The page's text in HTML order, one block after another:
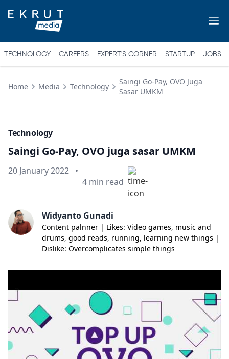
TECHNOLOGY CAREERS EXPERT'S CORNER STARTUP JOBS
Home Media Technology
Saingi Go-Pay, OVO Juga
Sasar UMKM
Technology
Saingi Go-Pay, OVO juga sasar UMKM
Published on
20 January 2022 •
Min read
4 min read
Widyanto Gunadi
Content palnner | Likes: Video games, music and
drums, good reads, running, learning new things |
Dislike: Overcomplicates simple things